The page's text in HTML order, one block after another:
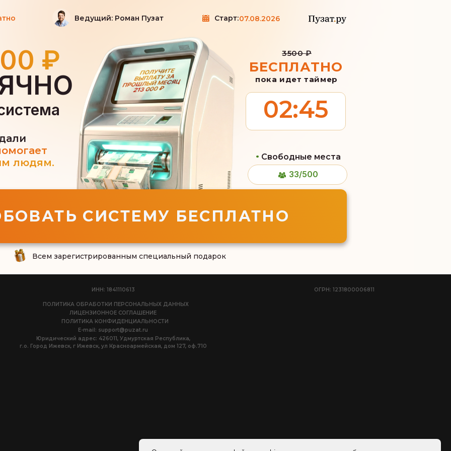
Ведущий: Роман Пузат
₽
людям.
СИСТЕМУ БЕСПЛАТНО
Всем зарегистрированным специальный подарок
пока идет таймер
БЕСПЛАТНО
3500 ₽
Старт:07.08.2026
Свободные места
33/500
02:45
ИНН: 1841110613
ЛИЦЕНЗИОННОЕ СОГЛАШЕНИЕ
ПОЛИТИКА КОНФИДЕНЦИАЛЬНОСТИ
Юридический адрес: 426011, Удмуртская Республика,
г.о. Город Ижевск, г Ижевск, ул Красноармейская, дом 127, оф.710
E-mail: support@puzat.ru
ПОЛИТИКА ОБРАБОТКИ ПЕРСОНАЛЬНЫХ ДАННЫХ
ОГРН: 1231800006811